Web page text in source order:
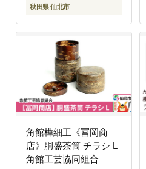
秋田県 仙北市
角館樺細工《冨岡商
店》胴盛茶筒 チラシ L
角館工芸協同組合